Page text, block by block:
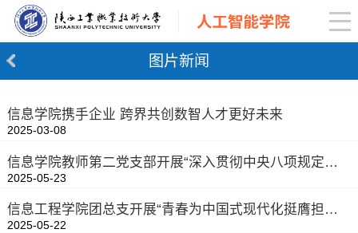
图片新闻
信息学院携手企业 跨界共创数智人才更好未来
2025-03-08
信息学院教师第二党支部开展“深入贯彻中央八项规定精神，加强党的作风建设”主题党课
2025-05-23
信息工程学院团总支开展“青春为中国式现代化挺膺担当”主题宣讲活动
2025-05-22